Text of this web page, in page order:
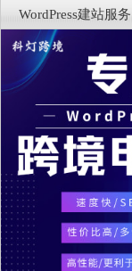
WordPress建站服务